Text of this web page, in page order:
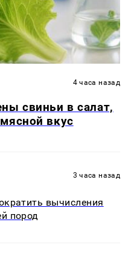
4 часа назад
свиньи в салат,
вкус
3 часа назад
вычисления
пород